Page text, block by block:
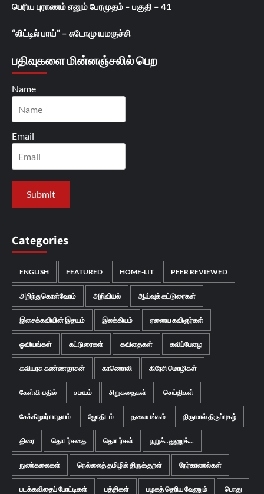
பெரிய புராணம் எனும் பேரமுதம் – பகுதி – 41
“லிட்டில் பாய்” – சுடோமு யமகுச்சி
பதிவுகளை மின்னஞ்சலில் பெற
Name
Email
Categories
ENGLISH FEATURED HOME-LIT PEER REVIEWED
அறிந்துகொள்வோம் அறிவியல் ஆய்வுக் கட்டுரைகள்
இசைக்கவியின் இதயம் இலக்கியம் ஏனைய கவிஞர்கள்
ஓவியங்கள் கட்டுரைகள் கவிதைகள் கவிப்பேழை
கவியரசு கண்ணதாசன் காணொலி கிரேசி மொழிகள்
கேள்வி-பதில் சமயம் சிறுகதைகள் செய்திகள்
சேக்கிழார் பா நயம் ஜோதிடம் தலையங்கம் திருமால் திருப்புகழ்
திரை தொடர்கதை தொடர்கள் நறுக்..துணுக்...
நுண்கலைகள் நெல்லைத் தமிழில் திருக்குறள் நேர்காணல்கள்
படக்கவிதைப் போட்டிகள் பத்திகள் பழகத் தெரிய வேணும் பொது